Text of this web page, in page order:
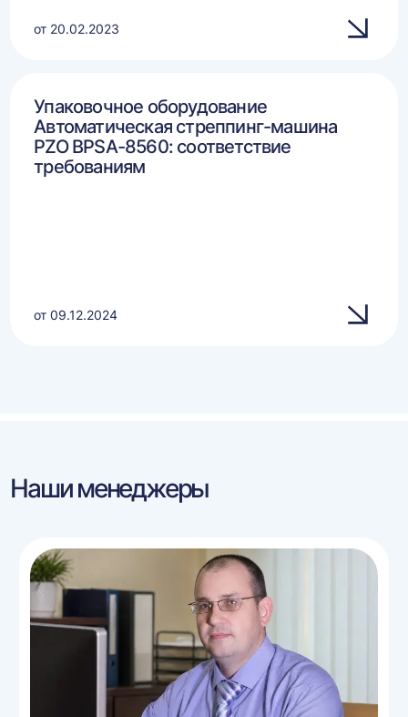
от 20.02.2023
Упаковочное оборудование
Автоматическая стреппинг-машина
PZO BPSA-8560: соответствие
требованиям
от 09.12.2024
Наши менеджеры